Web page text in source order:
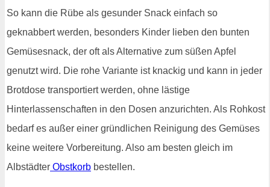
So kann die Rübe als gesunder Snack einfach so
geknabbert werden, besonders Kinder lieben den bunten
Gemüsesnack, der oft als Alternative zum süßen Apfel
genutzt wird. Die rohe Variante ist knackig und kann in jeder
Brotdose transportiert werden, ohne lästige
Hinterlassenschaften in den Dosen anzurichten. Als Rohkost
bedarf es außer einer gründlichen Reinigung des Gemüses
keine weitere Vorbereitung. Also am besten gleich im
Albstädter Obstkorb bestellen.